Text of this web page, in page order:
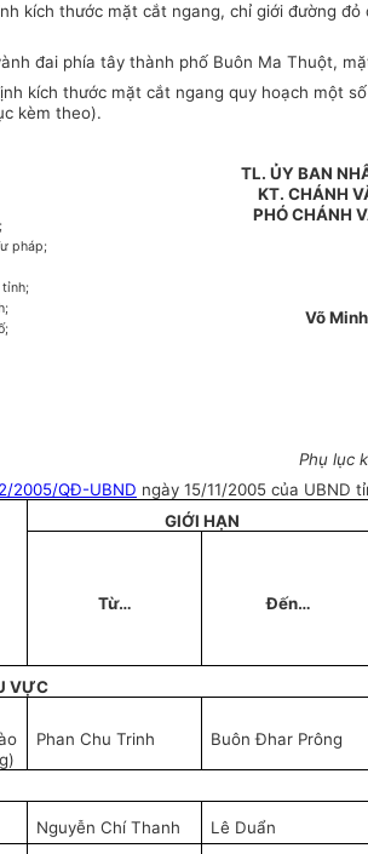
kích thước mặt cắt ngang, chỉ giới đường
đai phía tây thành phố Buôn Ma Thuột,
kích thước mặt cắt ngang quy hoạch một
kèm theo).
pháp;
TL. ỦY BAN
KT. CHÁNH
PHÓ CHÁNH
Võ
Phụ lục
2005/QĐ-UBND ngày 15/11/2005 của UBND
GIỚI HẠN
Từ… Đến…
VỰC
Phan Chu Trinh Buôn Đhar Prông
Nguyễn Chí Thanh Lê Duẩn